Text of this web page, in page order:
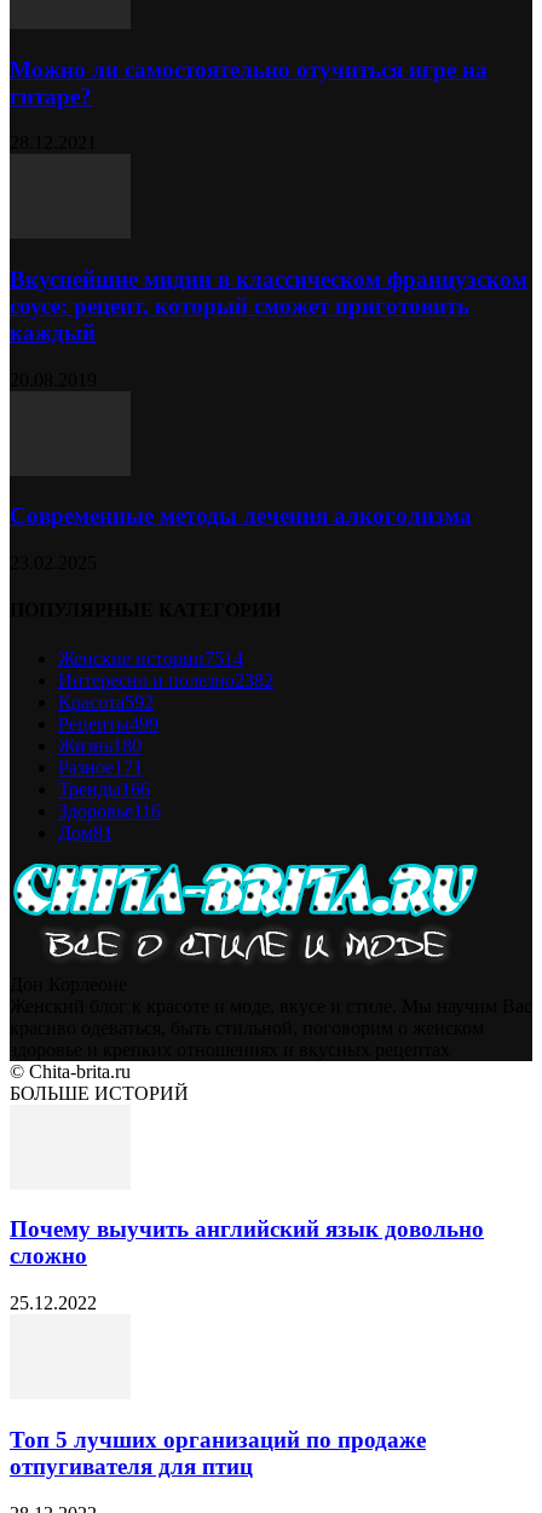
Можно ли самостоятельно отучиться игре на
гитаре?
Вкуснейшие мидии в классическом французском
соусе: рецепт, который сможет приготовить
каждый
Современные методы лечения алкоголизма
Женские истории7514
Интересно и полезно2382
Красота592
Рецепты499
Жизнь180
Разное171
Тренды166
Здоровье116
Дом81
© Chita-brita.ru
БОЛЬШЕ ИСТОРИЙ
Почему выучить английский язык довольно
сложно
25.12.2022
Топ 5 лучших организаций по продаже
отпугивателя для птиц